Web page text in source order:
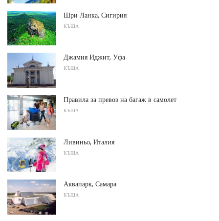
Шри Ланка, Сигирия
КЪЩА
Джамия Иджит, Уфа
КЪЩА
Правила за превоз на багаж в самолет
КЪЩА
Ливиньо, Италия
КЪЩА
Аквапарк, Самара
КЪЩА